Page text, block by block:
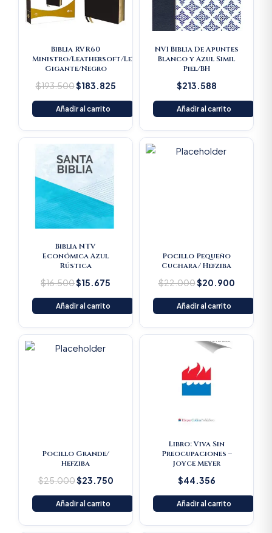
Biblia RVR60
Ministro/Leathersoft/Letra
Gigante/Negro
$193.500$183.825
Añadir al carrito
NVI Biblia De Apuntes
Blanco y Azul Simil
Piel/BH
$213.588
Añadir al carrito
Biblia NTV
Económica Azul
Rústica
$16.500
Original
price
was:
$16.500.
$15.675
Current
$15.675.
Añadir al carrito
Pocillo Pequeño
Cuchara/ Hefziba
$22.000
price
$20.900
Current
Añadir al carrito
Pocillo Grande/
Hefziba
$25.000
price
$23.750
Current
Añadir al carrito
Libro: Viva Sin
Preocupaciones –
Joyce Meyer
$44.356
Añadir al carrito